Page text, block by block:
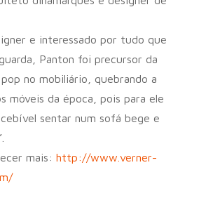
e interessado por tudo que
Panton foi precursor da
no mobiliário, quebrando a
móveis da época, pois para ele
sentar num sofá bege e
mais: http://www.verner-